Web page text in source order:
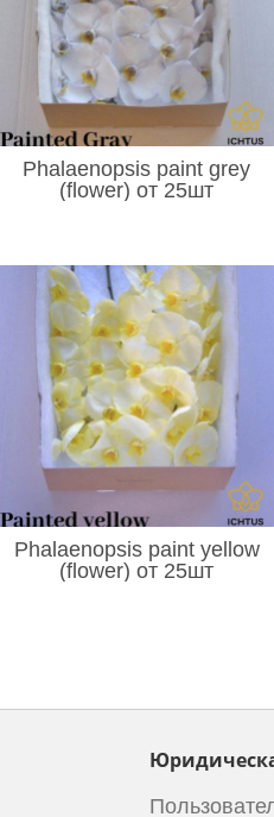
Phalaenopsis paint grey
(flower) от 25шт
Phalaenopsis paint yellow
(flower) от 25шт